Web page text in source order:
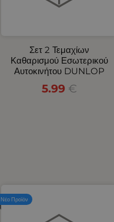
Σετ 2 Τεμαχίων
Καθαρισμού Εσωτερικού
Αυτοκινήτου DUNLOP
5.99 €
Νέο Προϊόν